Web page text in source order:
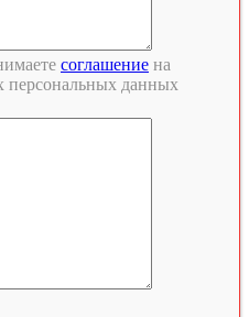
соглашение на
персональных данных